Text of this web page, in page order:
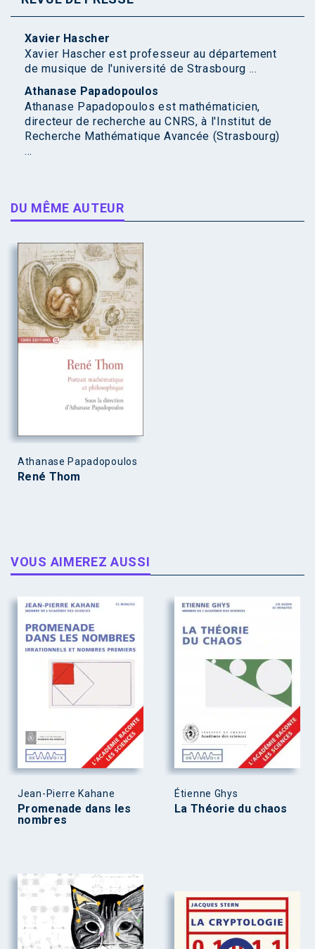
Xavier Hascher
Xavier Hascher est professeur au département
de musique de l'université de Strasbourg ...
Athanase Papadopoulos
Athanase Papadopoulos est mathématicien,
directeur de recherche au CNRS, à l'Institut de
Recherche Mathématique Avancée (Strasbourg)
...
DU MÊME AUTEUR
Athanase Papadopoulos
René Thom
VOUS AIMEREZ AUSSI
Jean-Pierre Kahane
Promenade dans les
nombres
Étienne Ghys
La Théorie du chaos